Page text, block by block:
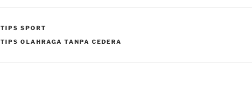
CATEGORIES
TIPS SPORT
TAGS
TIPS OLAHRAGA TANPA CEDERA